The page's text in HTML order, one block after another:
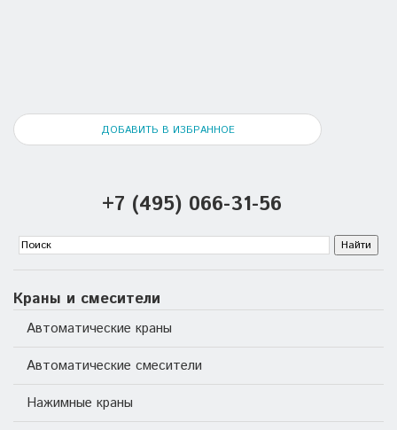
ДОБАВИТЬ В ИЗБРАННОЕ
+7 (495) 066-31-56
Краны и смесители
Автоматические краны
Автоматические смесители
Нажимные краны